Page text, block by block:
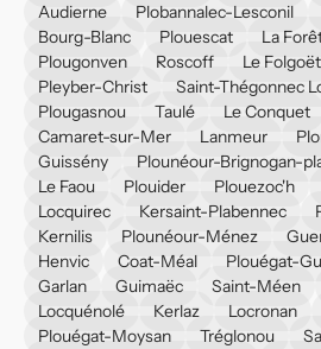
Audierne
Plobannalec-Lesconil
Bourg-Blanc
Plouescat
La
Plougonven
Roscoff Le Folgoët
Pleyber-Christ
Saint-Thégonnec
Plougasnou
Taulé Le Conquet
Camaret-sur-Mer
Lanmeur
Guissény
Plounéour-Brignogan-
Le Faou
Plouider Plouezoc'h
Locquirec
Kersaint-Plabennec
Kernilis
Plounéour-Ménez
Henvic
Coat-Méal Plouégat-
Garlan
Guimaëc Saint-Méen
Locquénolé
Kerlaz Locronan
Plouégat-Moysan
Tréglonou